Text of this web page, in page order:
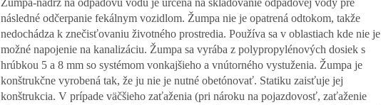
Žumpa-nádrž na odpadovú vodu je určená na skladovanie odpadovej vody pre
následné odčerpanie fekálnym vozidlom. Žumpa nie je opatrená odtokom, takže
nedochádza k znečisťovaniu životného prostredia. Používa sa v oblastiach kde nie je
možné napojenie na kanalizáciu. Žumpa sa vyrába z polypropylénových dosiek s
hrúbkou 5 a 8 mm so systémom vonkajšieho a vnútorného vystuženia. Žumpa je
konštrukčne vyrobená tak, že ju nie je nutné obetónovať. Statiku zaisťuje jej
konštrukcia. V prípade väčšieho zaťaženia (pri nároku na pojazdovosť, zaťaženie